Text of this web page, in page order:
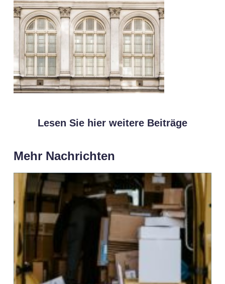
Lesen Sie hier weitere Beiträge
Mehr Nachrichten